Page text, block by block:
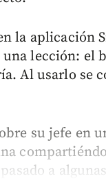
la aplicación
lección: el
Al usarlo se
su jefe en
a